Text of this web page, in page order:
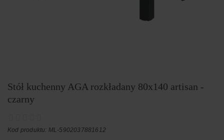
Stół kuchenny AGA rozkładany 80x140 artisan -
czarny
Kod produktu: ML-5902037881612